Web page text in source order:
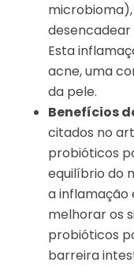
microbioma),
Esta
acne, uma
da pele.
Benefícios
citados no
probióticos
equilíbrio do
a inflamação
melhorar os
probióticos
barreira